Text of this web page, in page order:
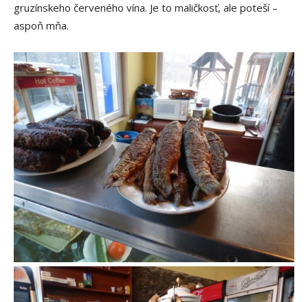
gruzínskeho červeného vína. Je to maličkosť, ale poteší –
aspoň mňa.